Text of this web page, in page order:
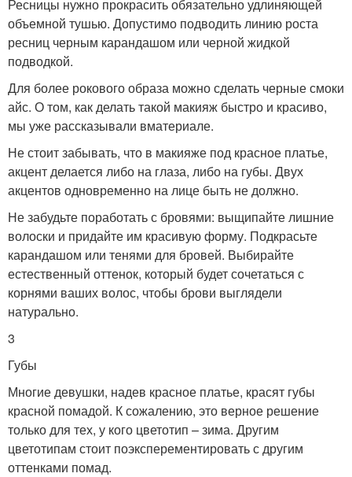
Ресницы нужно прокрасить обязательно удлиняющей
объемной тушью. Допустимо подводить линию роста
ресниц черным карандашом или черной жидкой
подводкой.
Для более рокового образа можно сделать черные смоки
айс. О том, как делать такой макияж быстро и красиво,
мы уже рассказывали вматериале.
Не стоит забывать, что в макияже под красное платье,
акцент делается либо на глаза, либо на губы. Двух
акцентов одновременно на лице быть не должно.
Не забудьте поработать с бровями: выщипайте лишние
волоски и придайте им красивую форму. Подкрасьте
карандашом или тенями для бровей. Выбирайте
естественный оттенок, который будет сочетаться с
корнями ваших волос, чтобы брови выглядели
натурально.
3
Губы
Многие девушки, надев красное платье, красят губы
красной помадой. К сожалению, это верное решение
только для тех, у кого цветотип – зима. Другим
цветотипам стоит поэксперементировать с другим
оттенками помад.